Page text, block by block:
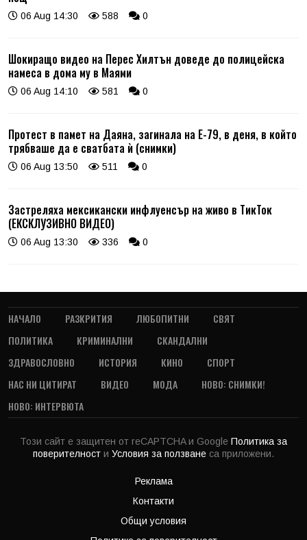
06 Aug 14:30 588 0
Шокиращо видео на Перес Хилтън доведе до полицейска
намеса в дома му в Маями
06 Aug 14:10 581 0
Протест в памет на Даяна, загинала на Е-79, в деня, в който
трябваше да е сватбата ѝ (снимки)
06 Aug 13:50 511 0
Застреляха мексикански инфлуенсър на живо в ТикТок
(ЕКСКЛУЗИВНО ВИДЕО)
06 Aug 13:30 336 0
НАЧАЛО РАЗКРИТИЯ ЛЮБОПИТНИ
СВЯТ
ПОЛИТИКА
КРИМИНАЛНИ
СКАНДАЛНИ
ЗДРАВОСЛОВНО
ИСТОРИЯ КИНО
СПОРТ
НАС НИ ЦИТИРАТ
ВИДЕО МОДА
НОВО: СНИМКИ!
НОВО: ИНТЕРВЮТА
Този сайт е защитен от reCAPTCHA и Google Политика за
поверителност и Условия за ползване са приложени.
Реклама
Контакти
Общи условия